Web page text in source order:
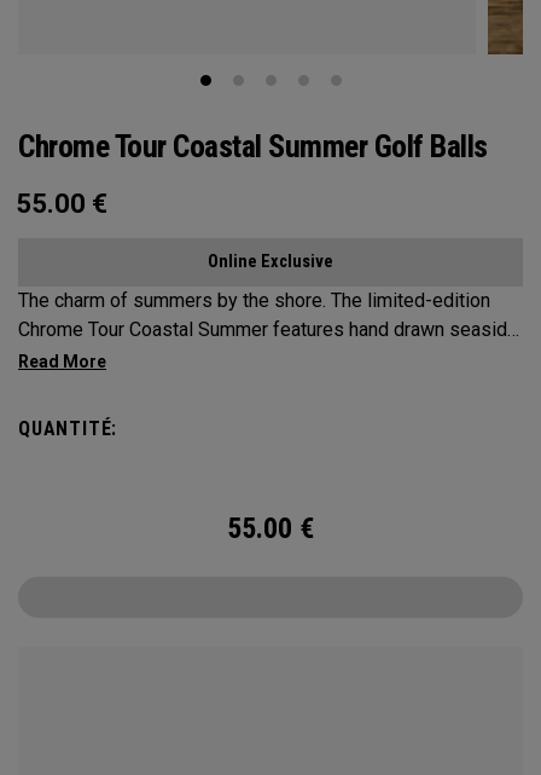
Chrome Tour Coastal Summer Golf Balls
55.00 €
Online Exclusive
The charm of summers by the shore. The limited-edition
Chrome Tour Coastal Summer features hand drawn seaside
inspired designs that capture the relaxed charm of a New
performance, the 2026 Chrome Tour is built with new speed
technology for players who want exceptional ball speed,
QUANTITÉ:
55.00 €